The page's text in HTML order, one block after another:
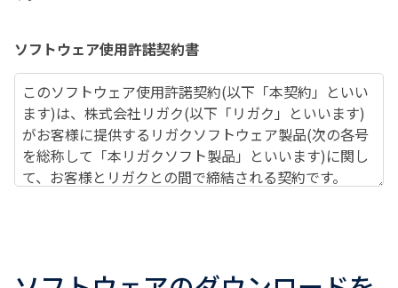
ソフトウェア使用許諾契約書
このソフトウェア使用許諾契約(以下「本契約」といい
ます)は、株式会社リガク(以下「リガク」といいます)
がお客様に提供するリガクソフトウェア製品(次の各号
を総称して「本リガクソフト製品」といいます)に関し
て、お客様とリガクとの間で締結される契約です。
す) により、又は、お客様がリガクから購入したコ